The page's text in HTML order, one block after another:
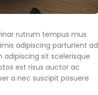
rutrum tempus mus
adipiscing parturient ad
adipiscing sit scelerisque
est risus auctor ac
a nec suscipit posuere